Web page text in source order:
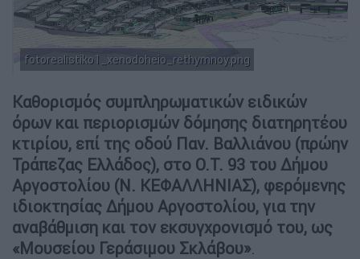
fotorealistiko1_xenodoheio_rethymnoy.png
Καθορισμός συμπληρωματικών ειδικών
όρων και περιορισμών δόμησης διατηρητέου
κτιρίου, επί της οδού Παν. Βαλλιάνου (πρώην
Τράπεζας Ελλάδος), στο Ο.Τ. 93 του Δήμου
Αργοστολίου (Ν. ΚΕΦΑΛΛΗΝΙΑΣ), φερόμενης
ιδιοκτησίας Δήμου Αργοστολίου, για την
αναβάθμιση και τον εκσυγχρονισμό του, ως
«Μουσείου Γεράσιμου Σκλάβου».